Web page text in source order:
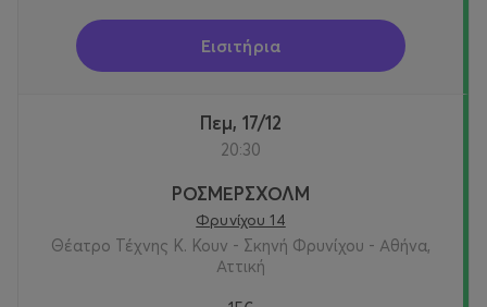
Εισιτήρια
Πεμ, 17/12
20:30
ΡΟΣΜΕΡΣΧΟΛΜ
Φρυνίχου 14
Θέατρο Τέχνης Κ. Κουν - Σκηνή Φρυνίχου - Αθήνα,
Αττική